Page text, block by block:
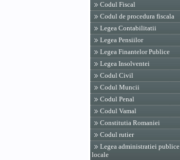
Codul Fiscal
Codul de procedura fiscala
Legea Contabilitatii
Legea Pensiilor
Legea Finantelor Publice
Legea Insolventei
Codul Civil
Codul Muncii
Codul Penal
Codul Vamal
Constitutia Romaniei
Codul rutier
Legea administratiei publice
locale